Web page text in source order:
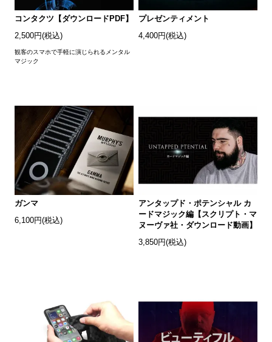
コンタクツ【ダウンロードPDF】
2,500円(税込)
観客のスマホで手軽に演じられるメンタル
マジック
プレゼンティメント
4,400円(税込)
ガンマ
6,100円(税込)
アンタップド・ポテンシャル カ
ードマジック編【スクリプト・マ
ヌーヴァ社・ダウンロード動画】
3,850円(税込)